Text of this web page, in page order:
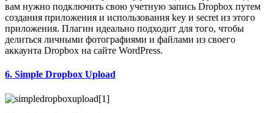
вам нужно подключить свою учетную запись Dropbox путем
создания приложения и использования key и secret из этого
приложения. Плагин идеально подходит для того, чтобы
делиться личными фотографиями и файлами из своего
аккаунта Dropbox на сайте WordPress.
6. Simple Dropbox Upload